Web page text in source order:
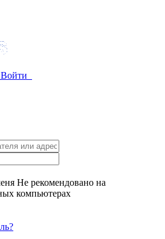
Войти
Не рекомендовано на
компьютерах